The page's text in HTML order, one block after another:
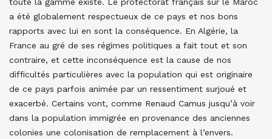
toute la gamme existe. Le protectorat français sur le Maroc
a été globalement respectueux de ce pays et nos bons
rapports avec lui en sont la conséquence. En Algérie, la
France au gré de ses régimes politiques a fait tout et son
contraire, et cette inconséquence est la cause de nos
difficultés particulières avec la population qui est originaire
de ce pays parfois animée par un ressentiment surjoué et
exacerbé. Certains vont, comme Renaud Camus jusqu’à voir
dans la population immigrée en provenance des anciennes
colonies une colonisation de remplacement à l’envers.